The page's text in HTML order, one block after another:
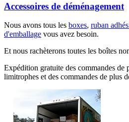
Accessoires de déménagement
Nous avons tous les boxes, ruban
d'emballage vous avez besoin.
Et nous rachèterons toutes les boîtes
Expédition gratuite des commandes de
limitrophes et des commandes de plus